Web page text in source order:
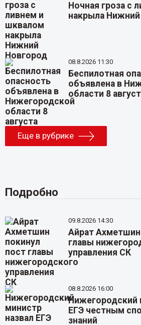
Ночная гроза с
накрыла
08.8.2026 11:30
Беспилотная
объявлена в
области 8
Еще в рубрике
Подробно
09.8.2026 14:30
Айрат
главы
управления СК
08.8.2026 16:00
Нижегородский
ЕГЭ честным
знаний